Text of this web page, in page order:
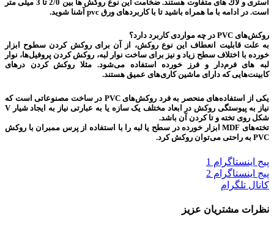
آستری و لاك های متفاوت هستند. ضخامت این نوع روكش ها بین 2/0 تا 3 میلی‌ متر
است. در ادامه با ما همراه باشید تا با کاربردهای ورق pvc آشنا شوید.
روكش‌های PVC در چه مواردی کاربرد دارد؟
به علت قابلیت انعطاف‌ این نوع روكش، از آن برای روكش كردن سطوح ابزار
خورده با اختلاف سطح زیاد و نیز برای ساخت نوار لبه، ‌روكش كردن پروفیل‌ها،‌ نوار
لبه ‌های فرم‌دار و فرز خورده استفاده می‌شود. مثلا روكش كردن درهای
كابینت‌هایی كه دارای ماشین كاری‌های عمیق هستند.
یكی از استفاده‌های منحصر به فرد روكش‌های PVC در ساخت مصنوعاتی است كه
نیاز به پیوستگی روكش در ابعاد مختلف یک سازه یا به عبارتی نیاز به ایجاد شیار V
شكل روی تخته و تا كردن آن باشد.
تخته‌های MDF ابزار خورده در سطح یا لبه را با استفاده از پرس ممبران با روكش‌
PVC به راحتی می‌‌توان روكش كرد.
پیج اینستاگرام 1
پیج اینستاگرام 2
کانال تلگرام
نظرات مشتریان عزیز